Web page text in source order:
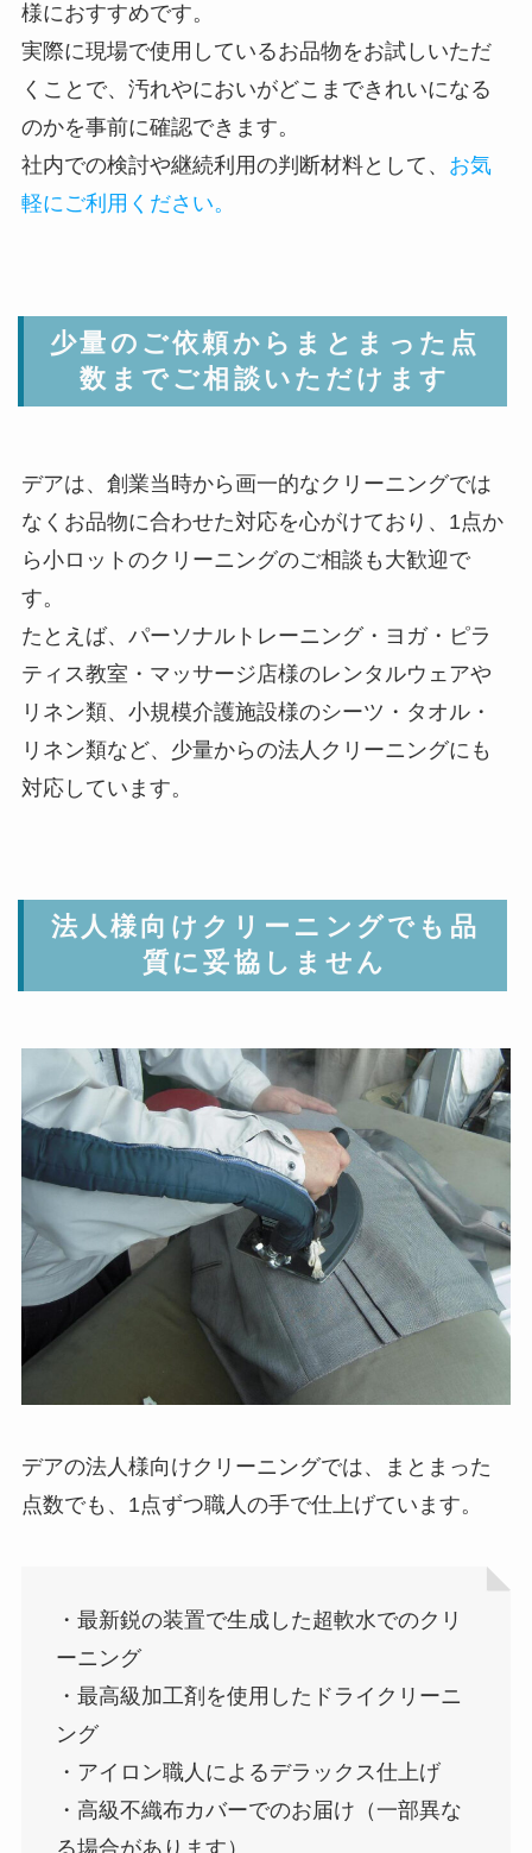
様におすすめです。
実際に現場で使用しているお品物をお試しいただ
くことで、汚れやにおいがどこまできれいになる
のかを事前に確認できます。
社内での検討や継続利用の判断材料として、 お気
軽にご利用ください。
少量のご依頼からまとまった点
数までご相談いただけます
デアは、創業当時から画一的なクリーニングでは
なくお品物に合わせた対応を心がけており、1点か
ら小ロットのクリーニングのご相談も大歓迎で
す。
たとえば、パーソナルトレーニング・ヨガ・ピラ
ティス教室・マッサージ店様のレンタルウェアや
リネン類、小規模介護施設様のシーツ・タオル・
リネン類など、少量からの法人クリーニングにも
対応しています。
法人様向けクリーニングでも品
質に妥協しません
デアの法人様向けクリーニングでは、まとまった
点数でも、1点ずつ職人の手で仕上げています。
・最新鋭の装置で生成した超軟水でのクリ
ーニング
・最高級加工剤を使用したドライクリーニ
ング
・アイロン職人によるデラックス仕上げ
・高級不織布カバーでのお届け（一部異な